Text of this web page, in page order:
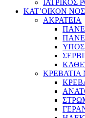
ΙΑΤΡΙΚΟΣ
ΚΑΤ’ΟΙΚΟΝ
ΑΚΡΑΤΕΙΑ
ΚΡΕΒΑΤΙΑ